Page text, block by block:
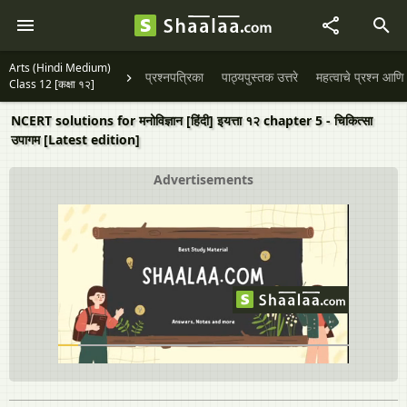
Arts (Hindi Medium)
Class 12 [कक्षा १२]
प्रश्नपत्रिका पाठ्यपुस्तक उत्तरे महत्वाचे प्रश्न आणि
NCERT solutions for मनोविज्ञान [हिंदी] इयत्ता १२ chapter 5 - चिकित्सा
उपागम [Latest edition]
Advertisements